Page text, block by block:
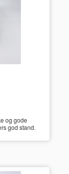
og gode
god stand.